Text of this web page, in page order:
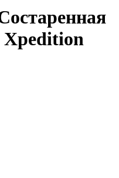
Xpedition